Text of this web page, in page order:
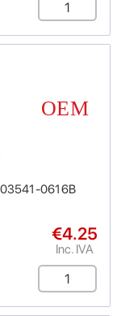
0616B
€4.25
Inc. IVA